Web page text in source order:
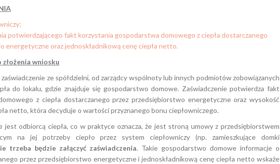
potwierdzającego fakt korzystania gospodarstwa domowego z ciepła dostarczanego
energetyczne oraz jednoskładnikową cenę ciepła netto.
wniosku
ze spółdzielni, od zarządcy wspólnoty lub innych podmiotów zobowiązanych
do lokalu, gdzie znajduje się gospodarstwo domowe. Zaświadczenie potwierdza fakt
z ciepła dostarczanego przez przedsiębiorstwo energetyczne oraz wysokość
netto, która decyduje o wartości przyznanego bonu ciepłowniczego.
jest odbiorcą ciepła, co w praktyce oznacza, że jest stroną umowy z przedsiębiorstwem
na jej potrzeby ciepło przez system ciepłowniczy (np. zamieszkujące domki
trzeba będzie załączyć zaświadczenia. Takie gospodarstwo domowe informacje o
przez przedsiębiorstwo energetyczne i jednoskładnikową cenę ciepła netto wskaże